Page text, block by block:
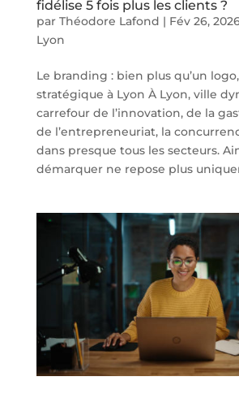
fidélise 5 fois plus les clients ?
par Théodore Lafond | Fév 26,
Lyon
Le branding : bien plus qu’un
stratégique à Lyon À Lyon, ville
carrefour de l’innovation, de la
de l’entrepreneuriat, la
dans presque tous les secteurs.
démarquer ne repose plus